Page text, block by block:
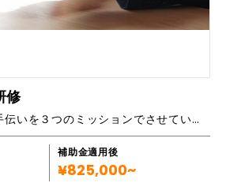
ている管理職の方々。 社員がすぐに理解し、
果的な動画を、自分たちの手で簡単に作成し、
介 ・編集操作: 写真を使った基本的な編集テク
追加: メッセージを強調する方法 ・エフェクト
ロフェッショナルな仕上げ方 ・書き出しと共
講で終了 1日4時間
築会社、不動産業、賃貸管理業の３社様をメ
..｡.:*･'動画からのお問い合わせ、制約実績あ
修
社内の環境整備のお手伝いを３つのミッションでさせていただきます。
補助金適用後
¥825,000~